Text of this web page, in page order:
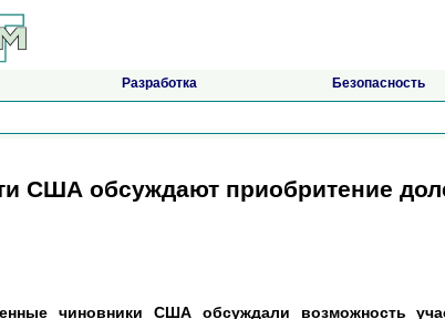
Разработка Безопасность
США обсуждают приобритение
чиновники США обсуждали возможность